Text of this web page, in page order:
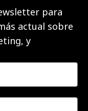
para
actual sobre
y